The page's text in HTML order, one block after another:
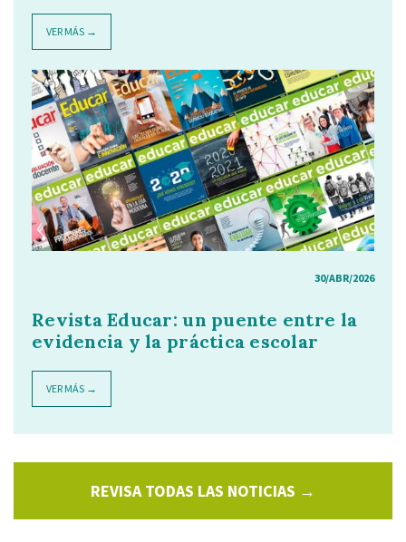
VER MÁS →
30/ABR/2026
Revista Educar: un puente entre la
evidencia y la práctica escolar
VER MÁS →
REVISA TODAS LAS NOTICIAS →